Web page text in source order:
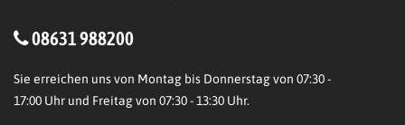
08631 988200
Sie erreichen uns von Montag bis Donnerstag von 07:30 -
17:00 Uhr und Freitag von 07:30 - 13:30 Uhr.